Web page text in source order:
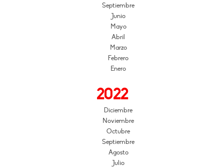
Septiembre
Junio
Mayo
Abril
Marzo
Febrero
Enero
2022
Diciembre
Noviembre
Octubre
Septiembre
Agosto
Julio